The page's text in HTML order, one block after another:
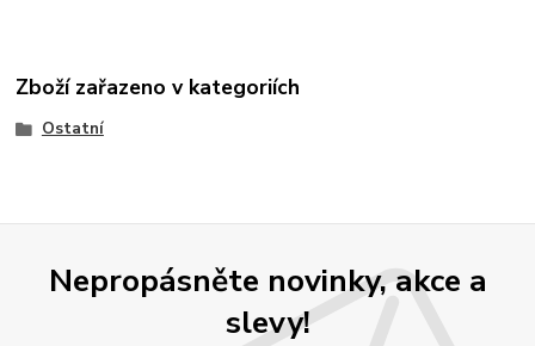
Zboží zařazeno v kategoriích
Ostatní
Nepropásněte novinky, akce a
slevy!